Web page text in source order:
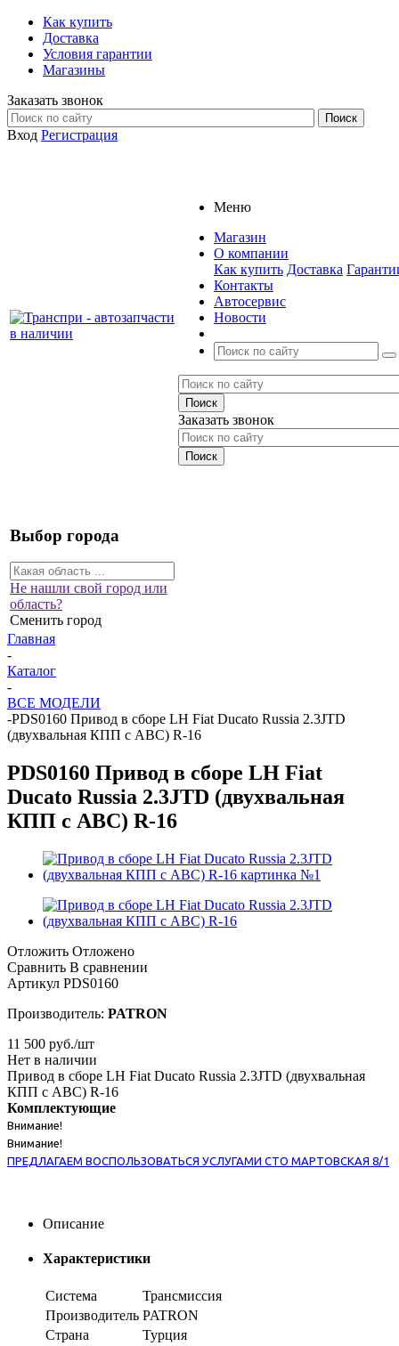
Как купить
Доставка
Условия гарантии
Магазины
Заказать звонок
Вход Регистрация
Меню
Магазин
О компании
Как купить Доставка
Контакты
Автосервис
Новости
Заказать звонок
Выбор города
Не нашли свой город или
область?
Сменить город
Главная
-
Каталог
-
ВСЕ МОДЕЛИ
-PDS0160 Привод в сборе LH Fiat Ducato Russia 2.3JTD
(двухвальная КПП с ABC) R-16
PDS0160 Привод в сборе LH Fiat
Ducato Russia 2.3JTD (двухвальная
КПП с ABC) R-16
Отложить Отложено
Сравнить В сравнении
Артикул PDS0160
Производитель: PATRON
11 500 руб./шт
Нет в наличии
Привод в сборе LH Fiat Ducato Russia 2.3JTD (двухвальная
КПП с ABC) R-16
Комплектующие
Внимание!
Внимание!
ПРЕДЛАГАЕМ ВОСПОЛЬЗОВАТЬСЯ УСЛУГАМИ СТО МАРТОВСКАЯ 8/1
Описание
Характеристики
Система
Трансмиссия
Производитель PATRON
Страна
Турция